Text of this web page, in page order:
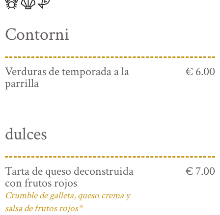
Contorni
Verduras de temporada a la
parrilla
€ 6.00
dulces
Tarta de queso deconstruida
con frutos rojos
Crumble de galleta, queso crema y
salsa de frutos rojos*
€ 7.00